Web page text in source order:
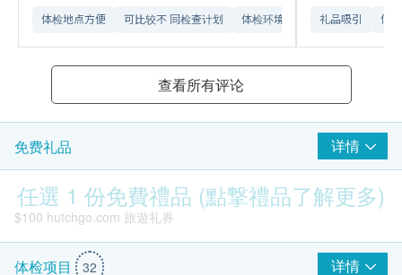
体检地点方便 可比较不 同检查计划 体检环境舒适​ 礼品吸引 信
查看所有评论
免费礼品 详情
任選 1 份免費禮品 (點撃禮品了解更多)
$100 hutchgo.com 旅遊礼券
体检项目 32 详情